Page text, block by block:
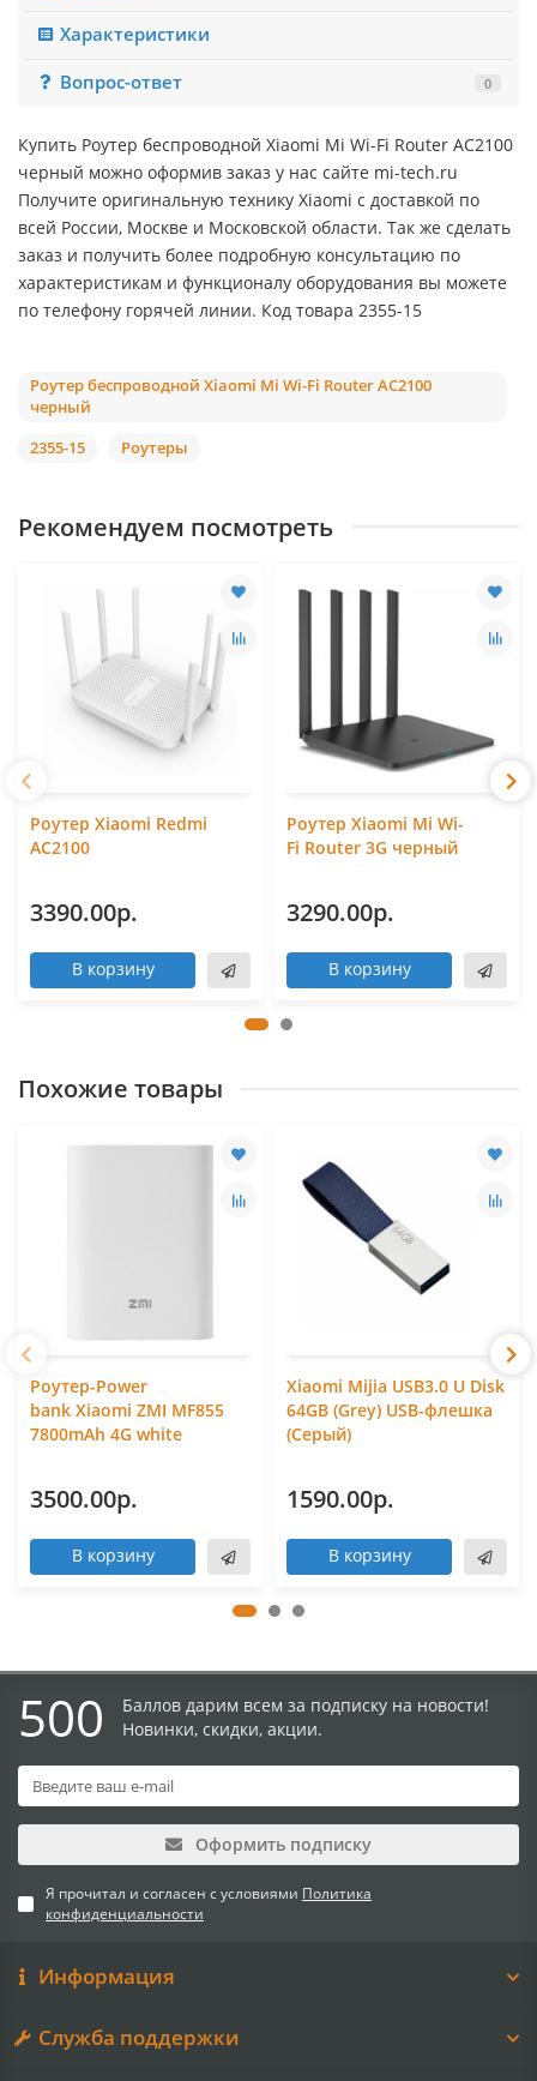
Характеристики
Вопрос-ответ
0
Купить Роутер беспроводной Xiaomi Mi Wi-Fi Router AC2100
черный можно оформив заказ у нас сайте mi-tech.ru
Получите оригинальную технику Xiaomi с доставкой по
всей России, Москве и Московской области. Так же сделать
заказ и получить более подробную консультацию по
характеристикам и функционалу оборудования вы можете
по телефону горячей линии. Код товара 2355-15
Роутер беспроводной Xiaomi Mi Wi-Fi Router AC2100
черный
2355-15
Роутеры
Рекомендуем посмотреть
Роутер Xiaomi Redmi
AC2100
3390.00р.
В корзину
Роутер Xiaomi Mi Wi-
Fi Router 3G черный
3290.00р.
В корзину
Похожие товары
Роутер-Power
bank Xiaomi ZMI MF855
7800mAh 4G white
3500.00р.
В корзину
Xiaomi Mijia USB3.0 U Disk
64GB (Grey) USB-флешка
(Серый)
1590.00р.
В корзину
500
Баллов дарим всем за подписку на новости!
Новинки, скидки, акции.
Оформить подписку
Я прочитал и согласен с условиями Политика
конфиденциальности
Информация
Служба поддержки